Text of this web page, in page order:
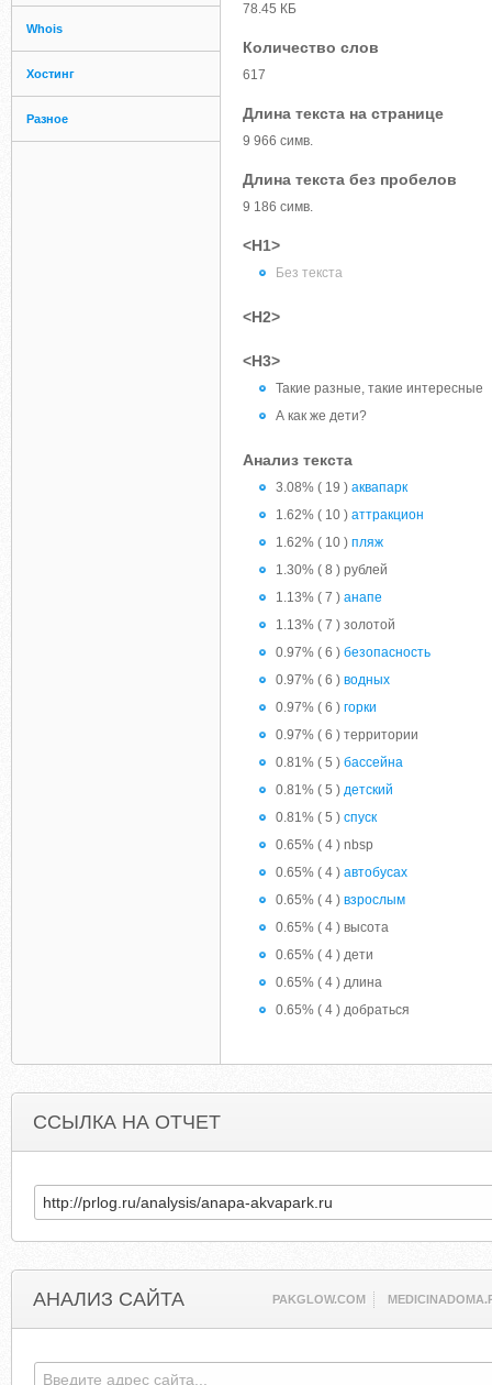
Whois
Хостинг
Разное
78.45 КБ
Количество слов
617
Длина текста на странице
9 966 симв.
Длина текста без пробелов
9 186 симв.
<H1>
Без текста
<H2>
<H3>
Такие разные, такие интересные
А как же дети?
Анализ текста
3.08% ( 19 ) аквапарк
1.62% ( 10 ) аттракцион
1.62% ( 10 ) пляж
1.30% ( 8 ) рублей
1.13% ( 7 ) анапе
1.13% ( 7 ) золотой
0.97% ( 6 ) безопасность
0.97% ( 6 ) водных
0.97% ( 6 ) горки
0.97% ( 6 ) территории
0.81% ( 5 ) бассейна
0.81% ( 5 ) детский
0.81% ( 5 ) спуск
0.65% ( 4 ) nbsp
0.65% ( 4 ) автобусах
0.65% ( 4 ) взрослым
0.65% ( 4 ) высота
0.65% ( 4 ) дети
0.65% ( 4 ) длина
0.65% ( 4 ) добраться
ССЫЛКА НА ОТЧЕТ
АНАЛИЗ САЙТА PAKGLOW.COM